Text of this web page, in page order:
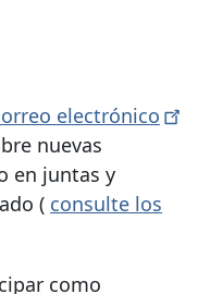
electrónico
nuevas
en juntas y
( consulte los
como